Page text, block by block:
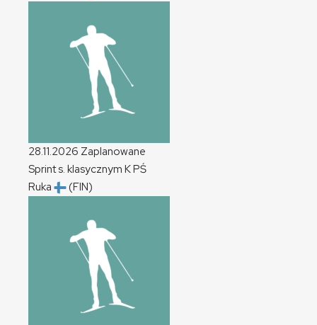
28.11.2026 Zaplanowane
Sprint s. klasycznym KPŚ
Ruka
(FIN)